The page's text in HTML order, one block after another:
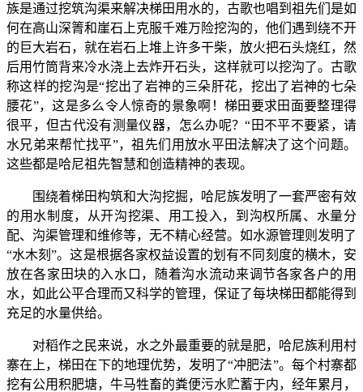
族是通过挖筑沟渠来解决梯田用水的，古歌也唱到祖先们是如
何在高山深箐和崖石上克服千难万险挖沟的，他们遇到绕不开
的巨大岩石，就在岩石上堆上许多干柴，放火把石头烧红，然
后用竹筒背来冷水浇上去炸开石头，这样就可以挖沟了。古歌
称这样的挖沟是“挖出了岩神的三朵肝花，挖出了岩神的七朵
腰花”，这是多么令人惊奇的景象啊！梯田要求田面要整理得
很平，但古代没有测量仪器，怎么办呢？“田不平不要紧，请
水兄弟来帮忙找平”，祖先们用放水平田法解决了这个问题。
这些都是哈尼祖先智慧和创造精神的表现。
围绕着梯田构筑和大沟挖掘，哈尼族发明了一套严密有效
的用水制度，从开沟挖渠、用工投入，到沟权所属、水量分
配、沟渠管理和维修等，无不精心经营。如水源管理则发明了
“水木刻”。这是根据各家权益设置的划有不同刻度的横木，安
放在各家田块的入水口，随着沟水流动来调节各家各户的用
水，如此公平合理而又科学的管理，保证了每块梯田都能得到
充足的水量供给。
对稻作之民来说，水之外最重要的就是肥，哈尼族利用村
寨在上，梯田在下的地理优势，发明了“冲肥法”。每个村寨都
挖有公用积肥塘，牛马牲畜的粪便污水贮蓄于内，经年累月，